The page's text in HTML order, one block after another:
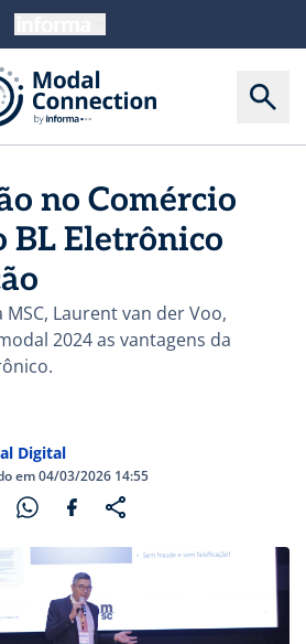
no Comércio
BL Eletrônico
Laurent van der Voo,
2024 as vantagens da
Digital
em 04/03/2026 14:55